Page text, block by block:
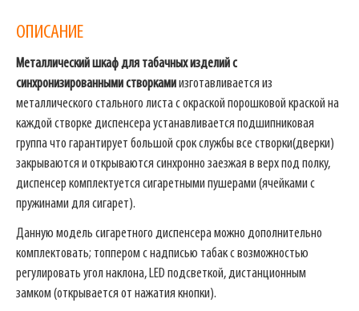
ОПИСАНИЕ
Металлический шкаф для табачных изделий с
синхронизированными створкамиизготавливается из
металлического стального листа с окраской порошковой краской на
каждой створке диспенсера устанавливается подшипниковая
группа что гарантирует большой срок службы все створки(дверки)
закрываются и открываются синхронно заезжая в верх под полку,
диспенсер комплектуется сигаретными пушерами (ячейками с
пружинами для сигарет).
Данную модель сигаретного диспенсера можно дополнительно
комплектовать; топпером с надписью табак с возможностью
регулировать угол наклона, LED подсветкой, дистанционным
замком (открывается от нажатия кнопки).